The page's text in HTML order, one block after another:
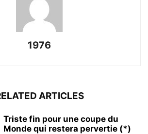
1976
ARTICLES
Triste fin pour une coupe du
Monde qui restera pervertie (*)